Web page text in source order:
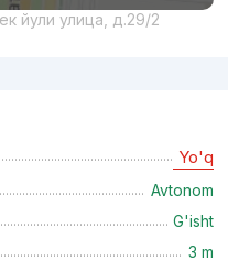
Qulaylik
йули улица, д.29/2
Yo'q
Avtonom
G'isht
3 m